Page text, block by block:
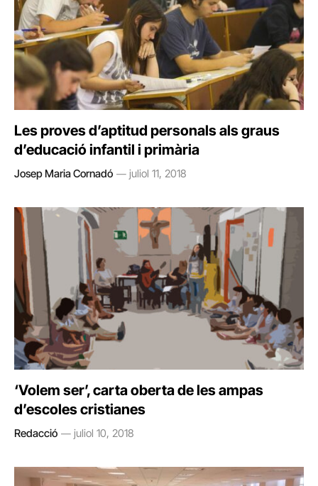
Les proves d’aptitud personals als graus
d’educació infantil i primària
Josep Maria Cornadó juliol 11, 2018
‘Volem ser’, carta oberta de les ampas
d’escoles cristianes
Redacció juliol 10, 2018